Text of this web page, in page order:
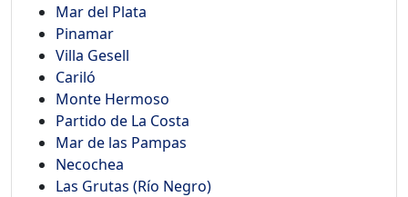
Mar del Plata
Pinamar
Villa Gesell
Cariló
Monte Hermoso
Partido de La Costa
Mar de las Pampas
Necochea
Las Grutas (Río Negro)